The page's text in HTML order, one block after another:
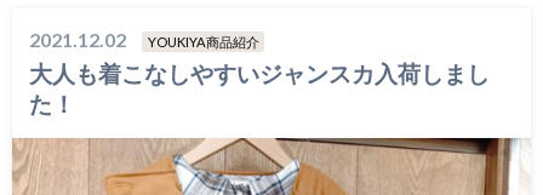
2021.12.02 YOUKIYA商品紹介
大人も着こなしやすいジャンスカ入荷しまし
た！